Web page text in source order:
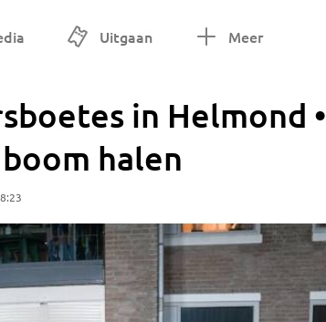
Uitgaan Meer
in Helmond •
halen